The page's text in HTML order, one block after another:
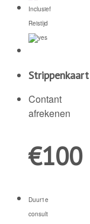
Inclusief
Reistijd
Strippenkaart
Contant
afrekenen
€100
Duur1e
consult